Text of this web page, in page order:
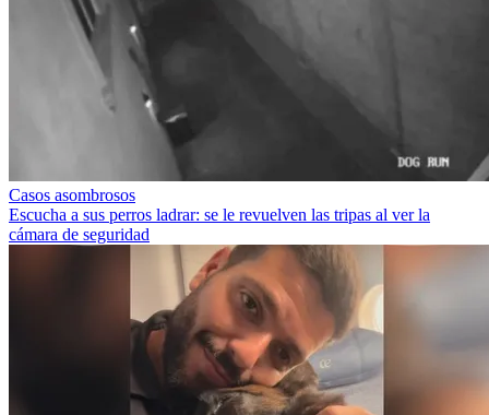
Casos asombrosos
Escucha a sus perros ladrar: se le revuelven las tripas al ver la
cámara de seguridad